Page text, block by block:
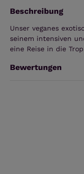
Beschreibung
Unser veganes
seinem intensiven
eine Reise in die
Bewertungen